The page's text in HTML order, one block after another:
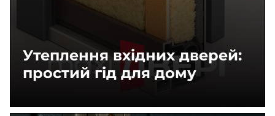
Утеплення вхідних дверей:
простий гід для дому